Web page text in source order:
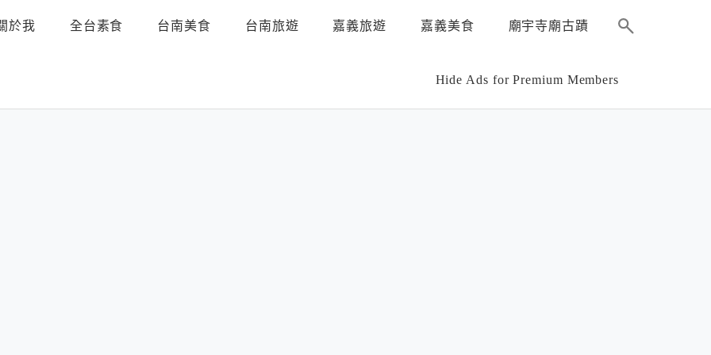
於我 全台素食 台南美食 台南旅遊 嘉義旅遊 嘉義美食 廟宇寺廟古蹟
Hide Ads for Premium Members